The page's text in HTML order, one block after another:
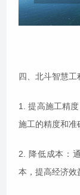
四、北斗智慧工
1. 提高施工精
施工的精度和准
2. 降低成本：
本，提高经济效